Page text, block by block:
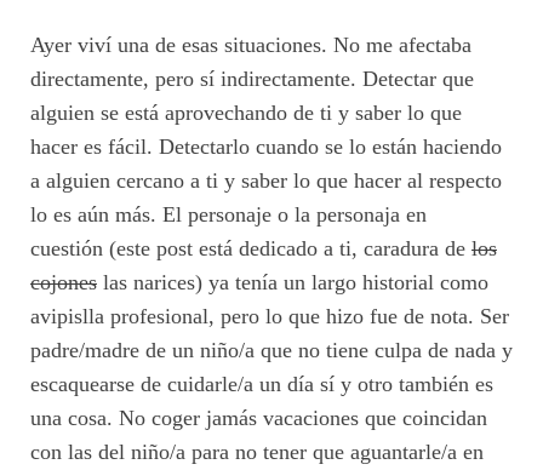
Ayer viví una de esas situaciones. No me afectaba
directamente, pero sí indirectamente. Detectar que
alguien se está aprovechando de ti y saber lo que
hacer es fácil. Detectarlo cuando se lo están haciendo
a alguien cercano a ti y saber lo que hacer al respecto
lo es aún más. El personaje o la personaja en
cuestión (este post está dedicado a ti, caradura de los
cojones las narices) ya tenía un largo historial como
avipislla profesional, pero lo que hizo fue de nota. Ser
padre/madre de un niño/a que no tiene culpa de nada y
escaquearse de cuidarle/a un día sí y otro también es
una cosa. No coger jamás vacaciones que coincidan
con las del niño/a para no tener que aguantarle/a en